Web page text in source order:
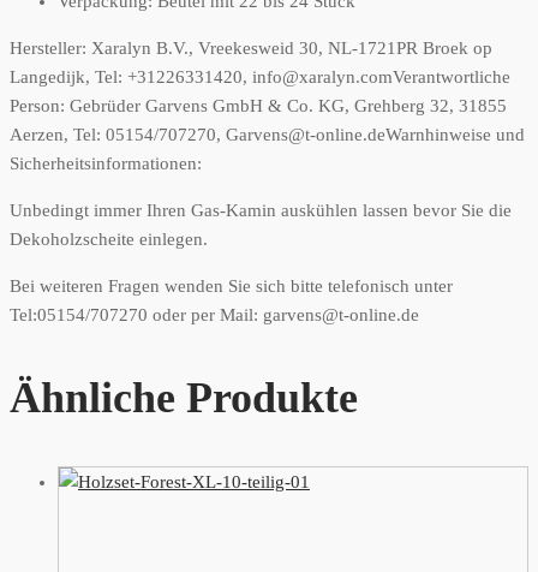
Hersteller: Xaralyn B.V., Vreekesweid 30, NL-1721PR Broek op
Langedijk, Tel: +31226331420, info@xaralyn.comVerantwortliche
Person: Gebrüder Garvens GmbH & Co. KG, Grehberg 32, 31855
Aerzen, Tel: 05154/707270, Garvens@t-online.deWarnhinweise und
Sicherheitsinformationen:
Unbedingt immer Ihren Gas-Kamin auskühlen lassen bevor Sie die
Dekoholzscheite einlegen.
Bei weiteren Fragen wenden Sie sich bitte telefonisch unter
Tel:05154/707270 oder per Mail: garvens@t-online.de
Ähnliche Produkte